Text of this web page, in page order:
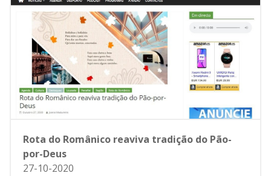
Rota do Românico reaviva tradição do Pão-
por-Deus
27-10-2020